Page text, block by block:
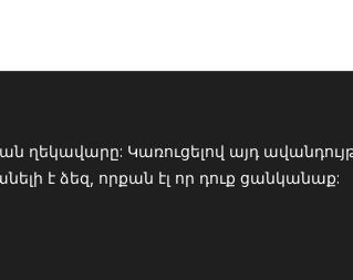
Կառուցելով այդ
է ձեզ, որքան էլ որ դուք ցանկանաք: